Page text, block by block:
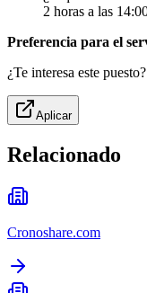
2 horas a las
Preferencia para el
¿Te interesa este puesto?
Aplicar
Relacionado
Cronoshare.com